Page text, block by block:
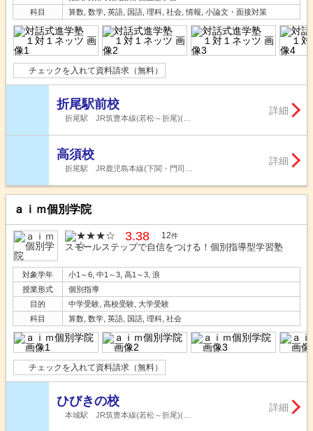
科目
算数, 数学, 英語, 国語, 理科, 社会, 情報, 小論文・面接対策
チェックを入れて資料請求（無料）
折尾駅前校
折尾駅 JR筑豊本線(若松～折尾)(…
詳細
高須校
折尾駅 JR鹿児島本線(下関・門司…
詳細
ａｉｍ個別学院
3.38 12件
スモールステップで自信をつける！個別指導型学習塾
対象学年
小1～6, 中1～3, 高1～3, 浪
授業形式
個別指導
目的
中学受験, 高校受験, 大学受験
科目
算数, 数学, 英語, 国語, 理科, 社会
チェックを入れて資料請求（無料）
ひびきの校
本城駅 JR筑豊本線(若松～折尾)(…
詳細